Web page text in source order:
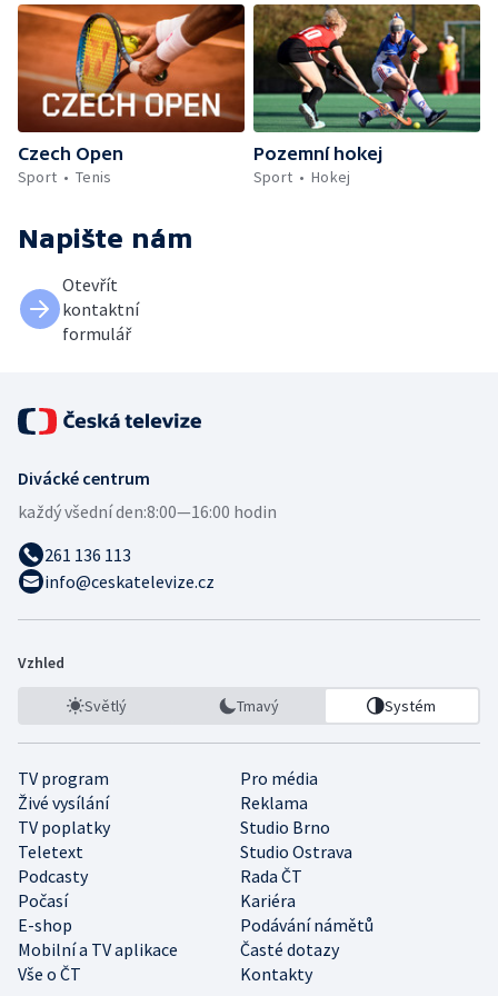
Czech Open
Sport
Tenis
Pozemní hokej
Sport
Hokej
Napište nám
Otevřít
kontaktní
formulář
Divácké centrum
každý všední den:8:00—16:00 hodin
261 136 113
info@ceskatelevize.cz
Vzhled
Světlý Tmavý Systém
TV program
Pro média
Živé vysílání
Reklama
TV poplatky
Studio Brno
Teletext
Studio Ostrava
Podcasty
Rada ČT
Počasí
Kariéra
E-shop
Podávání námětů
Mobilní a TV aplikace
Časté dotazy
Vše o ČT
Kontakty